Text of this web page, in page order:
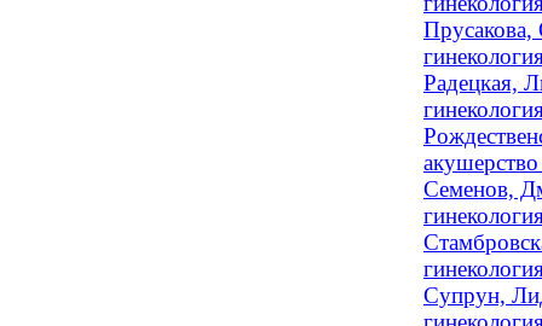
Прусакова,
Радецкая,
Семенов,
Супрун,